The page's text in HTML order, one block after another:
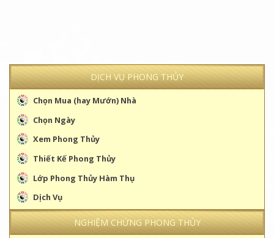
DỊCH VỤ PHONG THỦY
Chọn Mua (hay Mướn) Nhà
Chọn Ngày
Xem Phong Thủy
Thiết Kế Phong Thủy
Lớp Phong Thủy Hàm Thụ
Dịch Vụ
NGHIỆM CHỨNG PHONG THỦY